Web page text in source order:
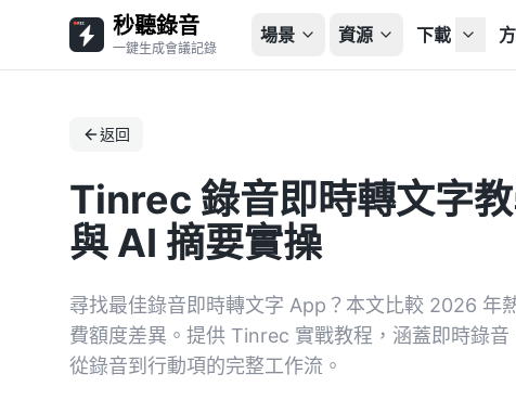
秒聽錄音
一鍵生成會議記錄
場景 資源 下載
返回
Tinrec 錄音即時轉文字
與 AI 摘要實操
尋找最佳錄音即時轉文字 App？本文比較 2026 年
費額度差異。提供 Tinrec 實戰教程，涵蓋即時錄
從錄音到行動項的完整工作流。